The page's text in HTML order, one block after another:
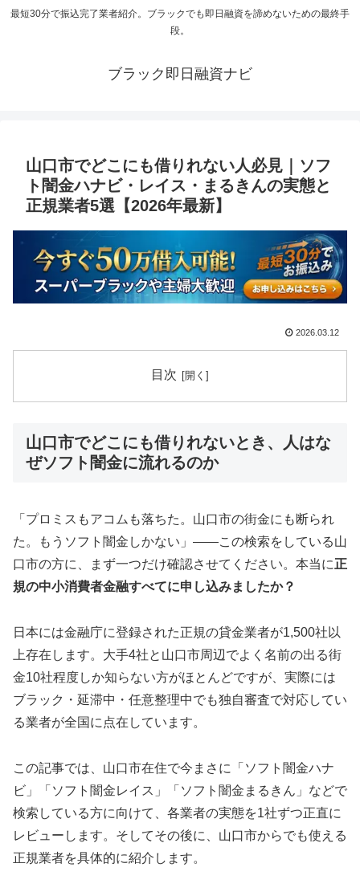
最短30分で振込完了業者紹介。ブラックでも即日融資を諦めないための最終手
段。
ブラック即日融資ナビ
山口市でどこにも借りれない人必見｜ソフ
ト闇金ハナビ・レイス・まるきんの実態と
正規業者5選【2026年最新】
2026.03.12
目次
山口市でどこにも借りれないとき、人はな
ぜソフト闇金に流れるのか
「プロミスもアコムも落ちた。山口市の街金にも断られ
た。もうソフト闇金しかない」——この検索をしている山
口市の方に、まず一つだけ確認させてください。本当に正
規の中小消費者金融すべてに申し込みましたか？
日本には金融庁に登録された正規の貸金業者が1,500社以
上存在します。大手4社と山口市周辺でよく名前の出る街
金10社程度しか知らない方がほとんどですが、実際には
ブラック・延滞中・任意整理中でも独自審査で対応してい
る業者が全国に点在しています。
この記事では、山口市在住で今まさに「ソフト闇金ハナ
ビ」「ソフト闇金レイス」「ソフト闇金まるきん」などで
検索している方に向けて、各業者の実態を1社ずつ正直に
レビューします。そしてその後に、山口市からでも使える
正規業者を具体的に紹介します。